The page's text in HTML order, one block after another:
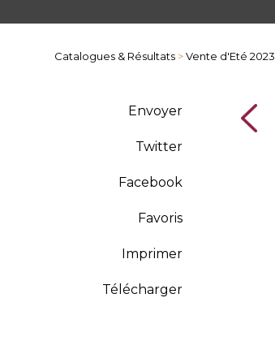
Catalogues & Résultats >Vente d'Eté 2023
Envoyer
Twitter
Facebook
Favoris
Imprimer
Télécharger